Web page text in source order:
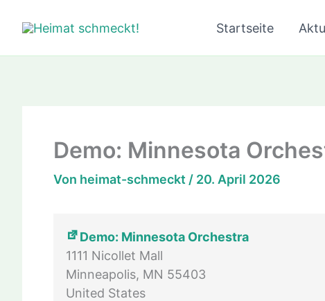
Inhalt
Startseite
Demo: Minnesota
Von heimat-schmeckt / 20. April 2026
Demo: Minnesota Orchestra
1111 Nicollet Mall
Minneapolis, MN 55403
United States